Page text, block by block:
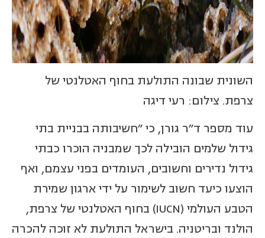
השונית שבונה התולעת בחוף האטלנטי של
צרפת. צילום: רעי דיגה
עוד מספר ד"ר גורן, כי "חשיבותה בבניית בתי
גידול שלמים הובילה לכך שמבניה הוכרו כבתי
גידול נדירים וחשובים, העומדים בפני עצמם, ואף
הוצעו כיעד חשוב לשימור על ידי ארגון שמירת
הטבע העולמי (IUCN) בחוף האטלנטי של צרפת,
הולנד ובריטניה. בישראל התולעת לא זוכה להכרה